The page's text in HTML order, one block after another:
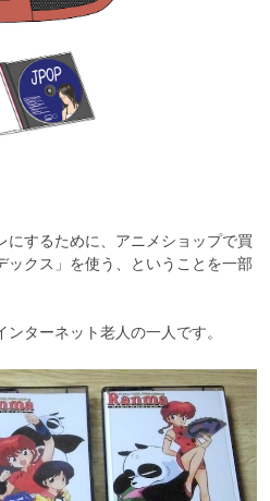
にするために、アニメショップで買
ックス」を使う、ということを一部
ターネット老人の一人です。